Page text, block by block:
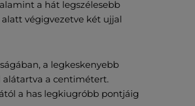
a hát legszélesebb
végigvezetve két ujjal
a legkeskenyebb
alátartva a centimétert.
a has legkiugróbb pontjáig